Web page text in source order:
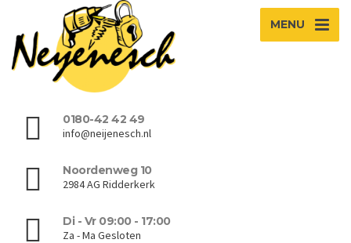
MENU
0180-42 42 49
info@neijenesch.nl
Noordenweg 10
2984 AG Ridderkerk
Di - Vr 09:00 - 17:00
Za - Ma Gesloten